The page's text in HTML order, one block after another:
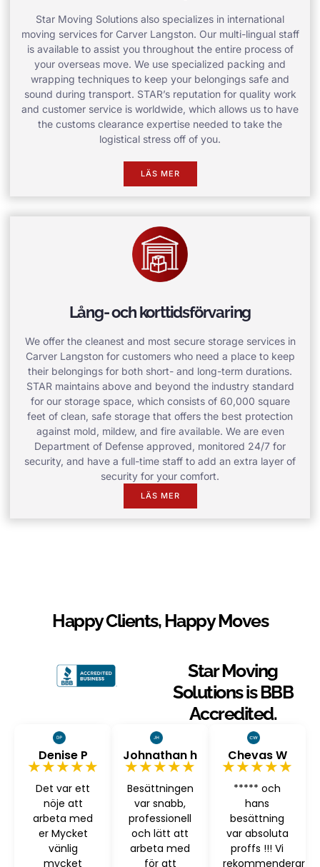
Star Moving Solutions also specializes in international
moving services for Carver Langston. Our multi-lingual staff
is available to assist you throughout the entire process of
your overseas move. We use specialized packing and
wrapping techniques to keep your belongings safe and
sound during transport. STAR’s reputation for quality work
and customer service is worldwide, which allows us to have
the customs clearance expertise needed to take the
logistical stress off of you.
LÄS MER
Lång- och korttidsförvaring
We offer the cleanest and most secure storage services in
Carver Langston for customers who need a place to keep
their belongings for both short- and long-term durations.
STAR maintains above and beyond the industry standard
for our storage space, which consists of 60,000 square
feet of clean, safe storage that offers the best protection
against mold, mildew, and fire available. We are even
Department of Defense approved, monitored 24/7 for
security, and have a full-time staff to add an extra layer of
security for your comfort.
LÄS MER
Happy Clients, Happy Moves
Star Moving
Solutions is BBB
Accredited.
Denise P
★★★★★
Det var ett
nöje att
arbeta med
er Mycket
vänlig
mycket
Johnathan h
★★★★★
Besättningen
var snabb,
professionell
och lätt att
arbeta med
för att
Chevas W
★★★★★
***** och
hans
besättning
var absoluta
proffs !!! Vi
rekommenderar